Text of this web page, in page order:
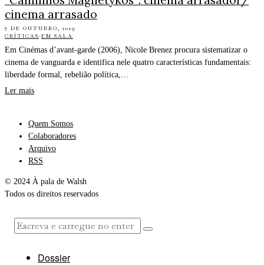
cinema arrasado
7 DE OUTUBRO, 2019
CRÍTICAS·EM SALA
Em Cinémas d’avant-garde (2006), Nicole Brenez procura sistematizar o
cinema de vanguarda e identifica nele quatro características fundamentais:
liberdade formal, rebelião política,…
Ler mais
Quem Somos
Colaboradores
Arquivo
RSS
© 2024 À pala de Walsh
Todos os direitos reservados
Dossier